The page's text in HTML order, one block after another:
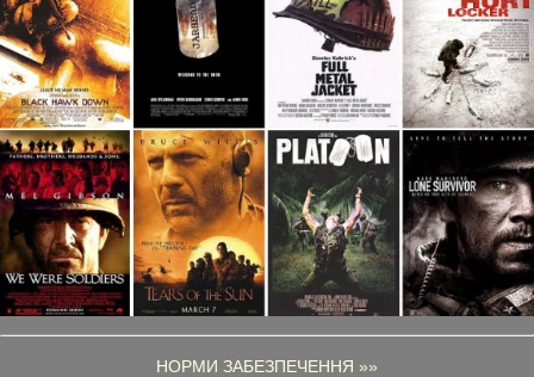
НОРМИ ЗАБЕЗПЕЧЕННЯ »»